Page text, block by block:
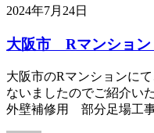
2024年7月24日
大阪市 Rマンショ
大阪市のRマンションに
ないましたのでご紹介
外壁補修用 部分足場工